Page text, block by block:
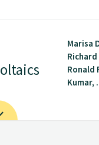
Marisa
Ronald
Kumar,